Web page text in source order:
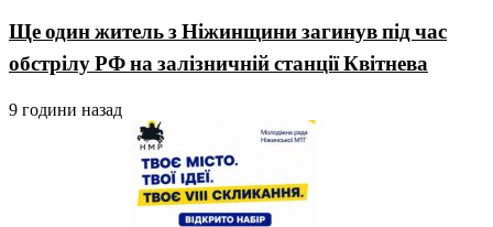
Ще один житель з Ніжинщини загинув під час
обстрілу РФ на залізничній станції Квітнева
9 години назад